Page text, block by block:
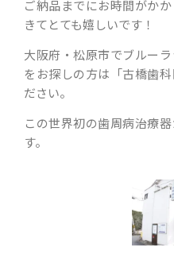
ご納品までにお時間がか
きてとても嬉しいです！
大阪府・松原市でブルー
をお探しの方は「古橋歯
ださい。
この世界初の歯周病治療
す。